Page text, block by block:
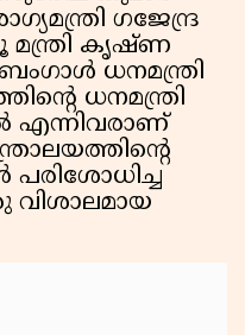
ഗജേന്ദ്ര
മന്ത്രി കൃഷ്ണ
ധനമന്ത്രി
ധനമന്ത്രി
എന്നിവരാണ്
പരിശോധിച്ച
വിശാലമായ